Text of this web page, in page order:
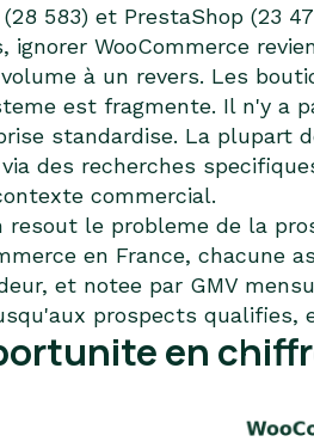
(28 583) et PrestaShop (23
ignorer WooCommerce
à un revers. Les
est fragmente. Il n'y a
standardise. La plupart
des recherches
commercial.
resout le probleme de la
en France, chacune
et notee par GMV
prospects qualifies,
en